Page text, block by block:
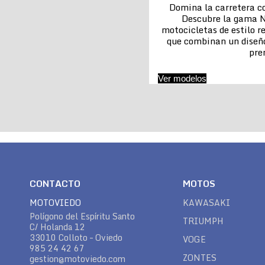
Domina la carretera
Descubre la gama
motocicletas de estilo
que combinan un
Ver modelos
CONTACTO
MOTOVIEDO
Polígono del Espíritu Santo
C/ Holanda 12
33010 Colloto – Oviedo
985 24 42 67
gestion@motoviedo.com
MOTOS
KAWASAKI
TRIUMPH
VOGE
ZONTES